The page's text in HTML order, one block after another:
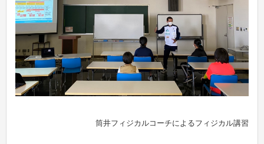
筒井フィジカルコーチによるフィジカル講習